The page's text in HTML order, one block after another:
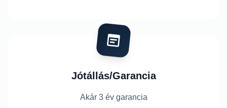
Jótállás/Garancia
Akár 3 év garancia